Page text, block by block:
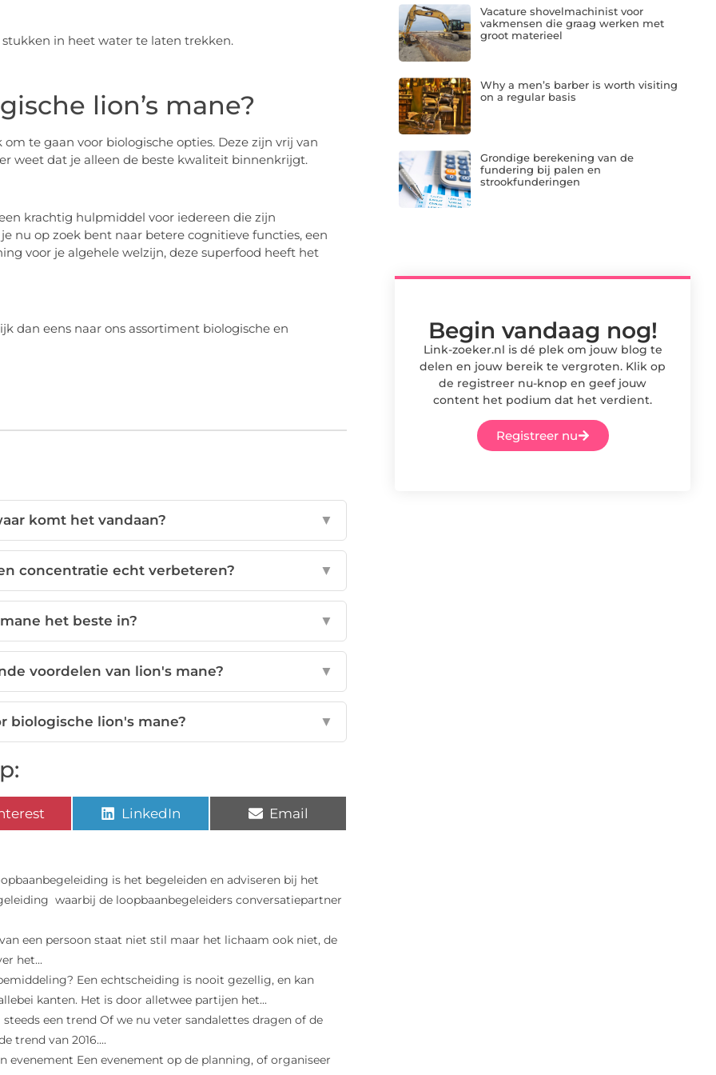
in heet water te laten trekken.
lion’s mane?
te gaan voor biologische opties. Deze zijn vrij van
weet dat je alleen de beste kwaliteit binnenkrijgt.
krachtig hulpmiddel voor iedereen die zijn
nu op zoek bent naar betere cognitieve functies, een
voor je algehele welzijn, deze superfood heeft het
dan eens naar ons assortiment biologische en
komt het vandaan? ▼
concentratie echt verbeteren? ▼
het beste in? ▼
voordelen van lion's mane? ▼
biologische lion's mane? ▼
LinkedIn Email
is het begeleiden en adviseren bij het
waarbij de loopbaanbegeleiders conversatiepartner
een persoon staat niet stil maar het lichaam ook niet, de
het...
Een echtscheiding is nooit gezellig, en kan
kanten. Het is door alletwee partijen het...
steeds een trend Of we nu veter sandalettes dragen of de
trend van 2016....
evenement Een evenement op de planning, of organiseer
Vacature shovelmachinist voor
vakmensen die graag werken met
groot materieel
Why a men’s barber is worth visiting
on a regular basis
Grondige berekening van de
fundering bij palen en
strookfunderingen
Begin vandaag nog!
Link-zoeker.nl is dé plek om jouw blog te
delen en jouw bereik te vergroten. Klik op
de registreer nu-knop en geef jouw
content het podium dat het verdient.
Registreer nu